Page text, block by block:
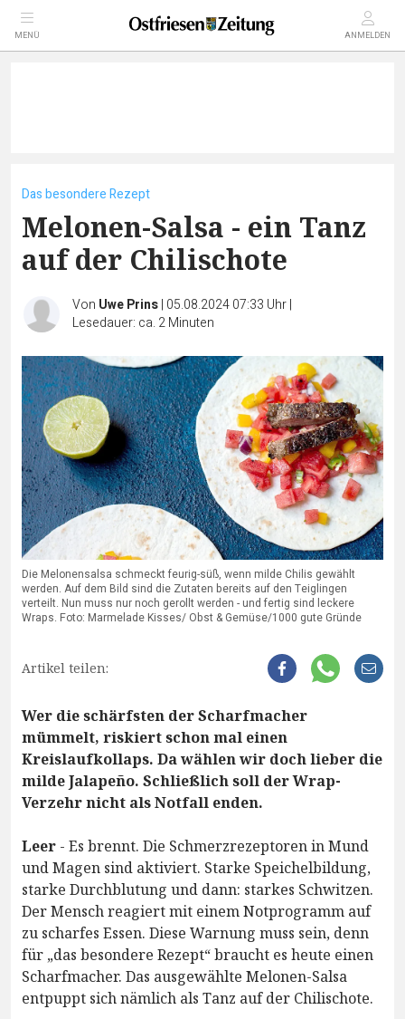
MENÜ ANMELDEN
Das besondere Rezept
Melonen-Salsa - ein Tanz
auf der Chilischote
Von Uwe Prins| 05.08.2024 07:33 Uhr|
Lesedauer: ca. 2 Minuten
Die Melonensalsa schmeckt feurig-süß, wenn milde Chilis gewählt
werden. Auf dem Bild sind die Zutaten bereits auf den Teiglingen
verteilt. Nun muss nur noch gerollt werden - und fertig sind leckere
Wraps. Foto: Marmelade Kisses/ Obst & Gemüse/1000 gute Gründe
Artikel teilen:
Wer die schärfsten der Scharfmacher
mümmelt, riskiert schon mal einen
Kreislaufkollaps. Da wählen wir doch lieber die
milde Jalapeño. Schließlich soll der Wrap-
Verzehr nicht als Notfall enden.
Leer - Es brennt. Die Schmerzrezeptoren in Mund
und Magen sind aktiviert. Starke Speichelbildung,
starke Durchblutung und dann: starkes Schwitzen.
Der Mensch reagiert mit einem Notprogramm auf
zu scharfes Essen. Diese Warnung muss sein, denn
für „das besondere Rezept“ braucht es heute einen
Scharfmacher. Das ausgewählte Melonen-Salsa
entpuppt sich nämlich als Tanz auf der Chilischote.